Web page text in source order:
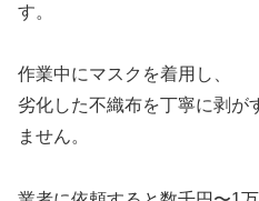
す。
作業中にマスクを着用し、
劣化した不織布を丁寧に剥が
ません。